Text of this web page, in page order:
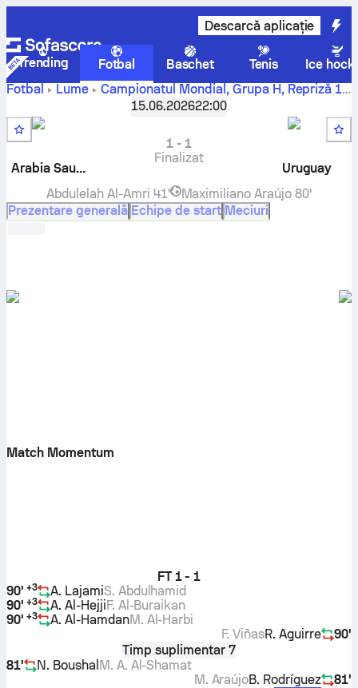
Descarcă aplicație
Trending Fotbal Baschet Tenis
Ice
Fotbal
Lume Campionatul Mondial, Grupa H, Repriză 1
Uruguayscor live, rezultate H2H,
clasament și predicție
15.06.202622:00
Arabia Saudită
1- 1
Finalizat
Uruguay
Abdulelah Al-Amri 41' Maximiliano Araújo 80'
Prezentare generală Echipe de start Meciuri
Match Momentum
FT 1 - 1
90' +3 A. LajamiS. Abdulhamid
90' +3 A. Al-HejjiF. Al-Buraikan
90' +3 A. Al-HamdanM. Al-Harbi
90'
R. Aguirre
F. Viñas
Timp suplimentar 7
81'
N. Boushal M. A. Al-Shamat
81'
B. Rodríguez
M. Araújo